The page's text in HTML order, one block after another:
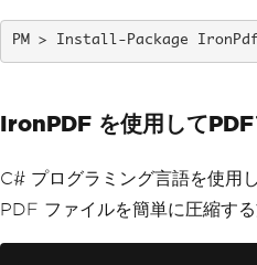
Install-Package IronPdf
IronPDF を使用して
C# プログラミング言語を使用
PDF ファイルを簡単に圧縮する